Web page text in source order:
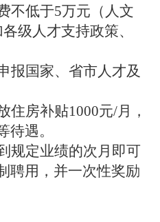
不低于5万元（人文
级人才支持政策、
报国家、省市人才及
住房补贴1000元/月，
待遇。
规定业绩的次月即可
聘用，并一次性奖励